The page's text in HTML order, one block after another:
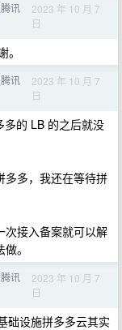
讯
2023 年 10 月 7
日
讯
2023 年 10 月 7
日
的 LB 的之后就没
多多，我还在等待拼
次接入备案就可以解
。
讯
2023 年 10 月 7
日
础设施拼多多云其实